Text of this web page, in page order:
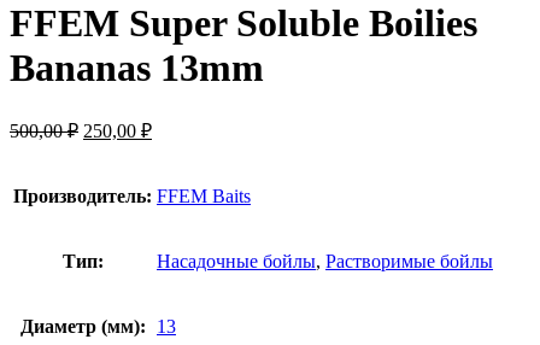
FFEM Super Soluble Boilies
Bananas 13mm
500,00₽ 250,00 ₽
Производитель: FFEM Baits
Тип: Насадочные бойлы, Растворимые бойлы
Диаметр (мм): 13